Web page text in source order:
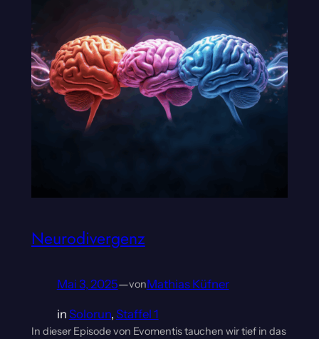
Neurodivergenz
Mai 3, 2025—vonMathias Küfner
in Solorun, Staffel 1
In dieser Episode von Evomentis tauchen wir tief in das